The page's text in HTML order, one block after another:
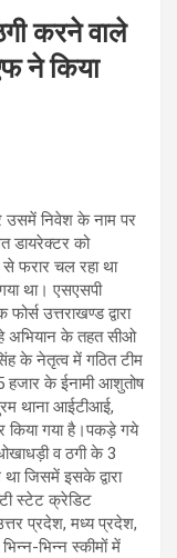
करने वाले
ने किया
उसमें निवेश के नाम पर
डायरेक्टर को
फरार चल रहा था
था। एसएसपी
उत्तराखण्ड द्वारा
अभियान के तहत सीओ
के नेतृत्व में गठित टीम
हजार के ईनामी आशुतोष
थाना आईटीआई,
किया गया है।पकड़े गये
व ठगी के 3
जिसमें इसके द्वारा
स्टेट क्रेडिट
प्रदेश, मध्य प्रदेश,
भिन्न स्कीमों में